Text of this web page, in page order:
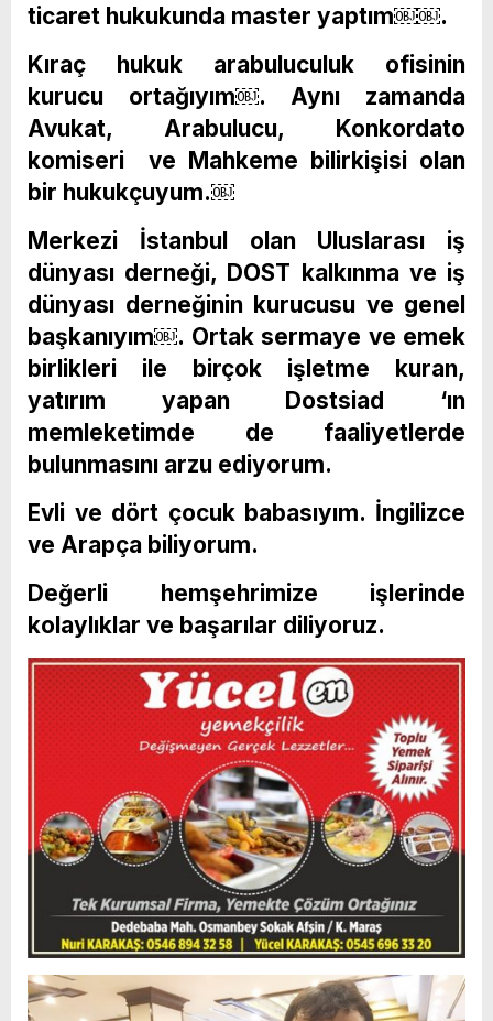
ticaret hukukunda master yaptım￼￼.
Kıraç hukuk arabuluculuk ofisinin
kurucu ortağıyım￼. Aynı zamanda
Avukat, Arabulucu, Konkordato
komiseri ve Mahkeme bilirkişisi olan
bir hukukçuyum.￼
Merkezi İstanbul olan Uluslarası iş
dünyası derneği, DOST kalkınma ve iş
dünyası derneğinin kurucusu ve genel
başkanıyım￼. Ortak sermaye ve emek
birlikleri ile birçok işletme kuran,
yatırım yapan Dostsiad ‘ın
memleketimde de faaliyetlerde
bulunmasını arzu ediyorum.
Evli ve dört çocuk babasıyım. İngilizce
ve Arapça biliyorum.
Değerli hemşehrimize işlerinde
kolaylıklar ve başarılar diliyoruz.